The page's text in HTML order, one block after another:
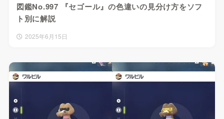
図鑑No.997 『セゴール』の色違いの見分け方をソフ
ト別に解説
2025年6月15日